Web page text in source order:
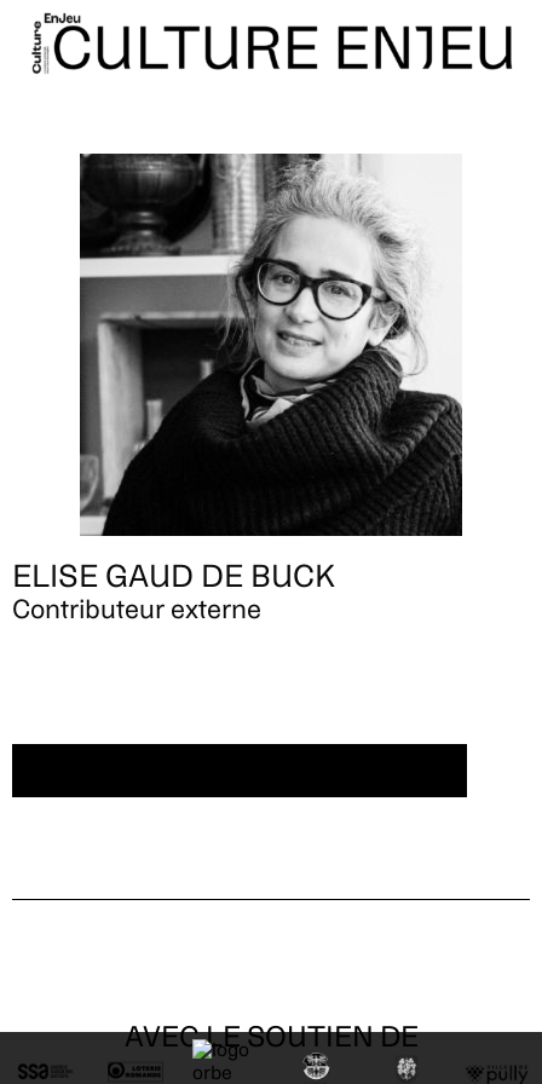
ELISE GAUD DE BUCK
Contributeur externe
AVEC LE SOUTIEN DE